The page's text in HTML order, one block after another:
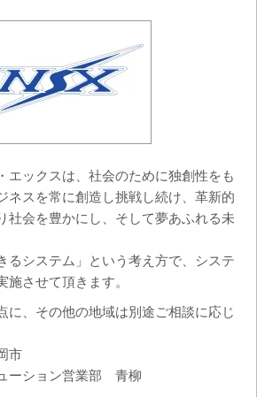
エックスは、社会のために独創性をも
ネスを常に創造し挑戦し続け、革新的
社会を豊かにし、そして夢あふれる未
るシステム」という考え方で、システ
施させて頂きます。
に、その他の地域は別途ご相談に応じ
市
ーション営業部 青柳